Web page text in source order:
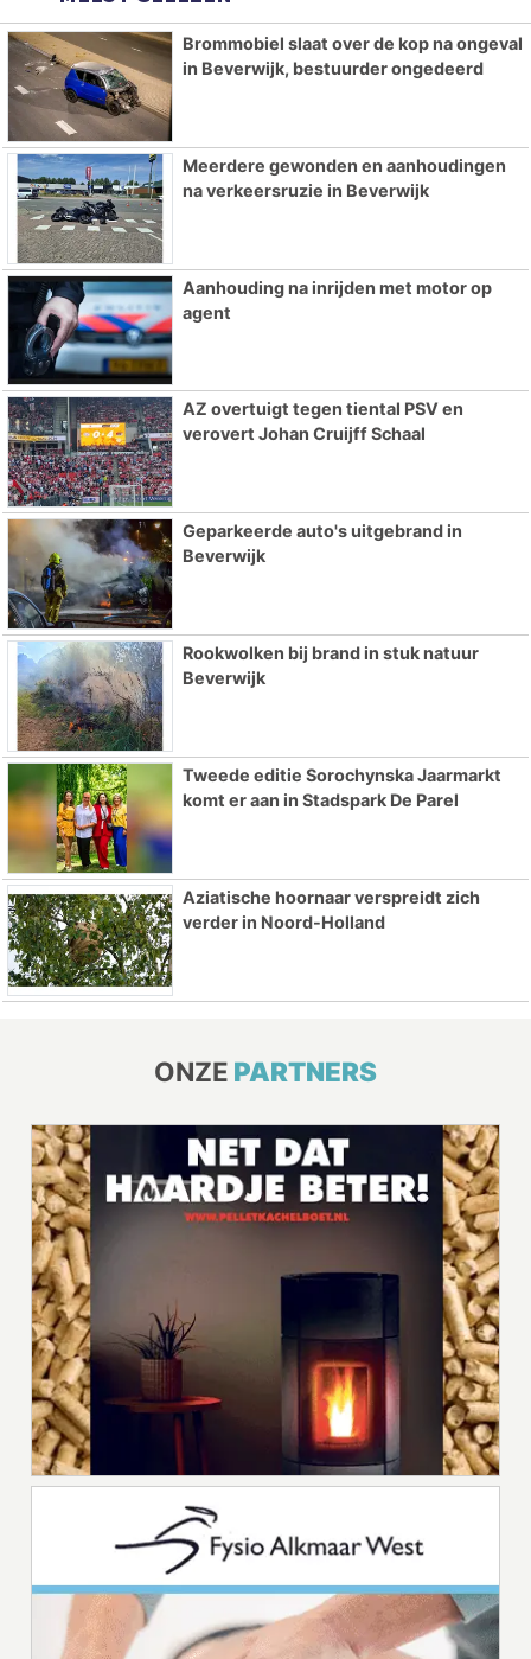
Brommobiel slaat over de kop na ongeval
in Beverwijk, bestuurder ongedeerd
Meerdere gewonden en aanhoudingen
na verkeersruzie in Beverwijk
Aanhouding na inrijden met motor op
agent
AZ overtuigt tegen tiental PSV en
verovert Johan Cruijff Schaal
Geparkeerde auto's uitgebrand in
Beverwijk
Rookwolken bij brand in stuk natuur
Beverwijk
Tweede editie Sorochynska Jaarmarkt
komt er aan in Stadspark De Parel
Aziatische hoornaar verspreidt zich
verder in Noord-Holland
ONZE PARTNERS